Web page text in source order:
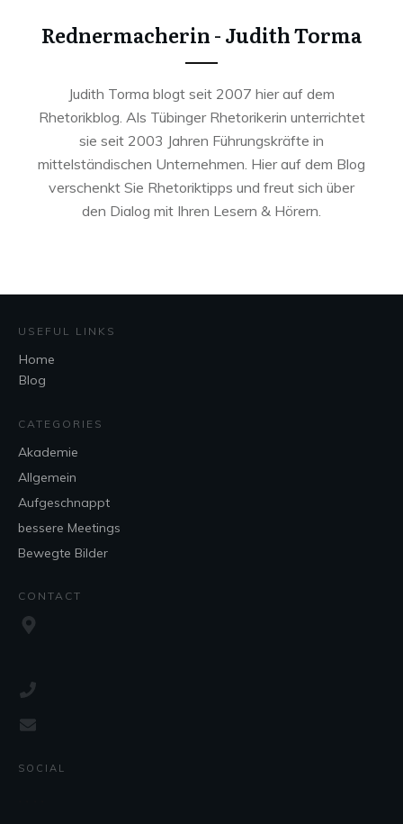
Rednermacherin - Judith Torma
Judith Torma blogt seit 2007 hier auf dem
Rhetorikblog. Als Tübinger Rhetorikerin unterrichtet
sie seit 2003 Jahren Führungskräfte in
mittelständischen Unternehmen. Hier auf dem Blog
verschenkt Sie Rhetoriktipps und freut sich über
den Dialog mit Ihren Lesern & Hörern.
USEFUL LINKS
Home
Blog
CATEGORIES
Akademie
Allgemein
Aufgeschnappt
bessere Meetings
Bewegte Bilder
CONTACT
SOCIAL